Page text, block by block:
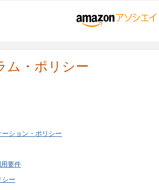
ム・ポリシー
ション・ポリシー
要件
シー